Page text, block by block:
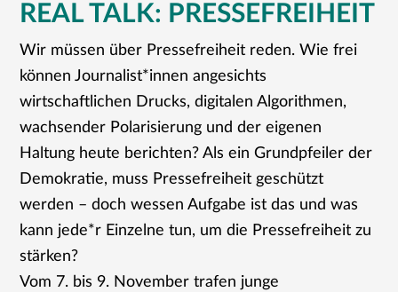
REAL TALK: PRESSEFREIHEIT
Wir müssen über Pressefreiheit reden. Wie frei
können Journalist*innen angesichts
wirtschaftlichen Drucks, digitalen Algorithmen,
wachsender Polarisierung und der eigenen
Haltung heute berichten? Als ein Grundpfeiler der
Demokratie, muss Pressefreiheit geschützt
werden – doch wessen Aufgabe ist das und was
kann jede*r Einzelne tun, um die Pressefreiheit zu
stärken?
Vom 7. bis 9. November trafen junge